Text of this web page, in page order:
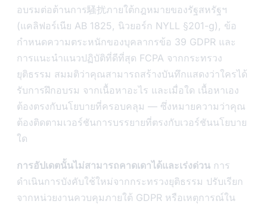
อบรมต่อต้านการ騷扰ภายใต้กฎหมายของรัฐสหรัฐฯ
(แคลิฟอร์เนีย AB 1825, นิวยอร์ก NYLL §201-g), ข้อ
กำหนดความตระหนักของบุคลากรข้อ 39 GDPR และ
การแนะนำแนวปฏิบัติที่ดีที่สุด FCPA จากกระทรวง
ยุติธรรม สมมติว่าคุณสามารถสร้างบันทึกแสดงว่าใครได้
รับการฝึกอบรม จากเนื้อหาอะไร และเมื่อใด เนื้อหาเอง
ต้องตรงกับนโยบายที่ครอบคลุม — ซึ่งหมายความว่าคุณ
ต้องติดตามเวอร์ชันการบรรยายที่ตรงกับเวอร์ชันนโยบาย
ใด
การอัปเดตนั้นไม่สามารถคาดเดาได้และเร่งด่วน การ
ดำเนินการบังคับใช้ใหม่จากกระทรวงยุติธรรม ปรับเรียก
จากหน่วยงานควบคุมภายใต้ GDPR หรือเหตุการณ์ใน